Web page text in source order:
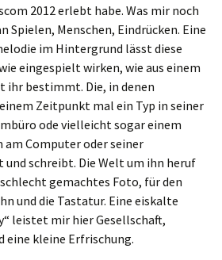
2012 erlebt habe. Was mir noch
Spielen, Menschen, Eindrücken. Eine
im Hintergrund lässt diese
eingespielt wirken, wie aus einem
ihr bestimmt. Die, in denen
Zeitpunkt mal ein Typ in seiner
ode vielleicht sogar einem
am Computer oder seiner
schreibt. Die Welt um ihn heruf
gemachtes Foto, für den
und die Tastatur. Eine eiskalte
leistet mir hier Gesellschaft,
eine kleine Erfrischung.